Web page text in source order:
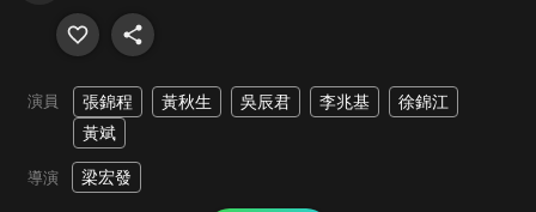
演員 張錦程 黃秋生 吳辰君 李兆基
徐錦江
黃斌
導演 梁宏發